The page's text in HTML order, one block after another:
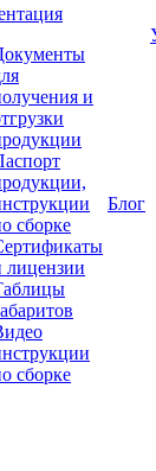
и
сборке
лицензии
сборке
Блог